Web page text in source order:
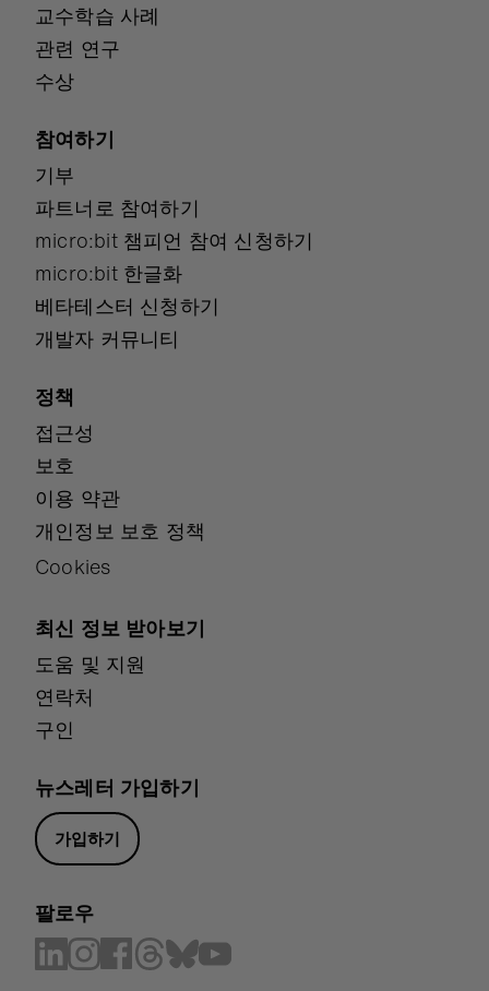
교수학습 사례
관련 연구
수상
참여하기
기부
파트너로 참여하기
micro:bit 챔피언 참여 신청하기
micro:bit 한글화
베타테스터 신청하기
개발자 커뮤니티
정책
접근성
보호
이용 약관
개인정보 보호 정책
Cookies
최신 정보 받아보기
도움 및 지원
연락처
구인
뉴스레터 가입하기
가입하기
팔로우